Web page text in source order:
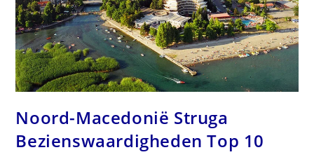
Noord-Macedonië Struga
Bezienswaardigheden Top 10